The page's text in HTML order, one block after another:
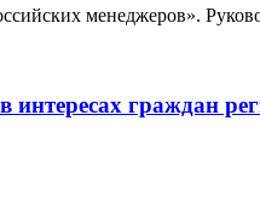
менеджеров».
граждан